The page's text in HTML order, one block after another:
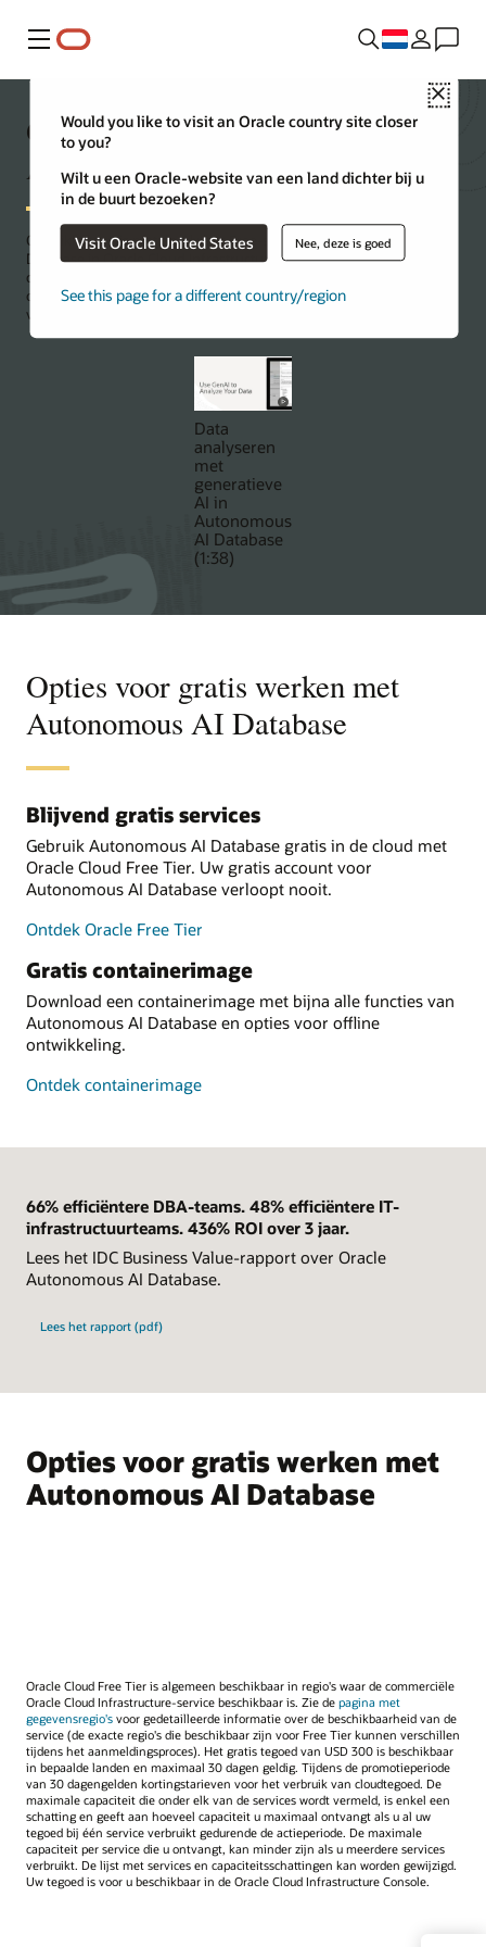
Menu
Close
Would you like to visit an Oracle country site closer
to you?
Wilt u een Oracle-website van een land dichter bij u
in de buurt bezoeken?
Visit Oracle United States Nee, deze is goed
See this page for a different country/region
Ga gratis aan het werk met Oracle
Autonomous AI Database
Ontwikkel gratis met de Always Free-service Oracle Autonomous AI
Database in Oracle Cloud Infrastructure of offline via de
containerimage. Ontvang daarnaast ook USD 300 aan cloudtegoed
om verschillende Oracle Cloud-services 30 dagen uit te proberen
via Oracle Cloud Free Tier.
Data
analyseren
met
generatieve
AI in
Autonomous
AI Database
(1:38)
Opties voor gratis werken met
Autonomous AI Database
Blijvend gratis services
Gebruik Autonomous AI Database gratis in de cloud met
Oracle Cloud Free Tier. Uw gratis account voor
Autonomous AI Database verloopt nooit.
Ontdek Oracle Free Tier
Gratis containerimage
Download een containerimage met bijna alle functies van
Autonomous AI Database en opties voor offline
ontwikkeling.
Ontdek containerimage
66% efficiëntere DBA-teams. 48% efficiëntere IT-
infrastructuurteams. 436% ROI over 3 jaar.
Lees het IDC Business Value-rapport over Oracle
Autonomous AI Database.
Lees het rapport (pdf)
Opties voor gratis werken met
Autonomous AI Database
Oracle Cloud Free Tier is algemeen beschikbaar in regio's waar de commerciële
Oracle Cloud Infrastructure-service beschikbaar is. Zie de pagina met
gegevensregio's voor gedetailleerde informatie over de beschikbaarheid van de
service (de exacte regio's die beschikbaar zijn voor Free Tier kunnen verschillen
tijdens het aanmeldingsproces). Het gratis tegoed van USD 300 is beschikbaar
in bepaalde landen en maximaal 30 dagen geldig. Tijdens de promotieperiode
van 30 dagengelden kortingstarieven voor het verbruik van cloudtegoed. De
maximale capaciteit die onder elk van de services wordt vermeld, is enkel een
schatting en geeft aan hoeveel capaciteit u maximaal ontvangt als u al uw
tegoed bij één service verbruikt gedurende de actieperiode. De maximale
capaciteit per service die u ontvangt, kan minder zijn als u meerdere services
verbruikt. De lijst met services en capaciteitsschattingen kan worden gewijzigd.
Uw tegoed is voor u beschikbaar in de Oracle Cloud Infrastructure Console.